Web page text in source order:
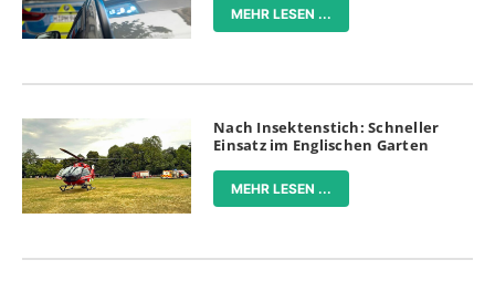
MEHR LESEN ...
Nach Insektenstich: Schneller
Einsatz im Englischen Garten
MEHR LESEN ...